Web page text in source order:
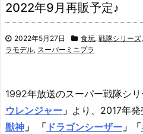
2022年9月再販予定♪
2022年5月27日 食玩, 戦隊シリーズ,
ラモデル, スーパーミニプラ
1992年放送のスーパー戦隊シ
ウレンジャー 」 より、2017年
獣神 」 「 ドラゴンシーザー 」 「